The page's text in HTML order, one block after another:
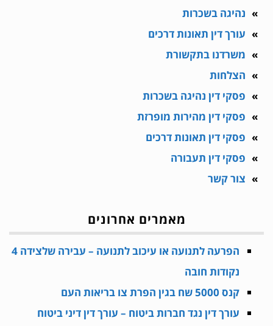
נהיגה בשכרות
עורך דין תאונות דרכים
משרדנו בתקשורת
הצלחות
פסקי דין נהיגה בשכרות
פסקי דין מהירות מופרזת
פסקי דין תאונות דרכים
פסקי דין תעבורה
צור קשר
מאמרים אחרונים
הפרעה לתנועה או עיכוב לתנועה – עבירה שלצידה 4
נקודות חובה
קנס 5000 שח בגין הפרת צו בריאות העם
עורך דין נגד חברות ביטוח – עורך דין דיני ביטוח